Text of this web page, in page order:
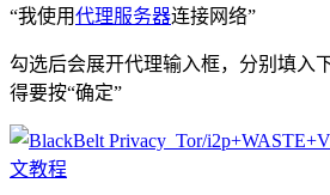
“我使用代理服务器连接网络”
勾选后会展开代理输入框，分别填入
得要按“确定”